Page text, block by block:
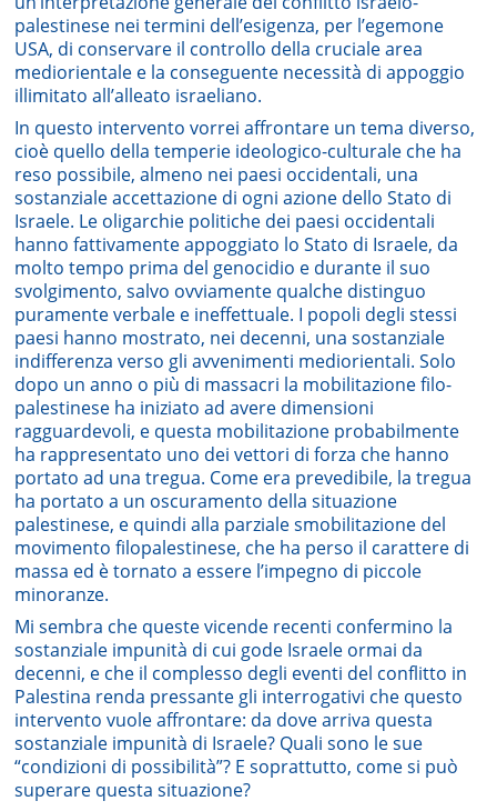
palestinese nei termini dell’esigenza, per l’egemone
USA, di conservare il controllo della cruciale area
mediorientale e la conseguente necessità di appoggio
illimitato all’alleato israeliano.
In questo intervento vorrei affrontare un tema diverso,
cioè quello della temperie ideologico-culturale che ha
reso possibile, almeno nei paesi occidentali, una
sostanziale accettazione di ogni azione dello Stato di
Israele. Le oligarchie politiche dei paesi occidentali
hanno fattivamente appoggiato lo Stato di Israele, da
molto tempo prima del genocidio e durante il suo
svolgimento, salvo ovviamente qualche distinguo
puramente verbale e ineffettuale. I popoli degli stessi
paesi hanno mostrato, nei decenni, una sostanziale
indifferenza verso gli avvenimenti mediorientali. Solo
dopo un anno o più di massacri la mobilitazione filo-
palestinese ha iniziato ad avere dimensioni
ragguardevoli, e questa mobilitazione probabilmente
ha rappresentato uno dei vettori di forza che hanno
portato ad una tregua. Come era prevedibile, la tregua
ha portato a un oscuramento della situazione
palestinese, e quindi alla parziale smobilitazione del
movimento filopalestinese, che ha perso il carattere di
massa ed è tornato a essere l’impegno di piccole
minoranze.
Mi sembra che queste vicende recenti confermino la
sostanziale impunità di cui gode Israele ormai da
decenni, e che il complesso degli eventi del conflitto in
Palestina renda pressante gli interrogativi che questo
intervento vuole affrontare: da dove arriva questa
sostanziale impunità di Israele? Quali sono le sue
“condizioni di possibilità”? E soprattutto, come si può
superare questa situazione?